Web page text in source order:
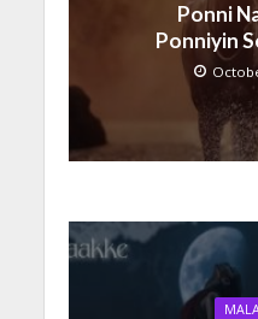
Ponni
Ponniyin